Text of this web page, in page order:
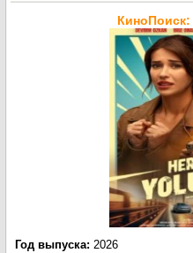
КиноПоиск:
Год выпуска: 2026